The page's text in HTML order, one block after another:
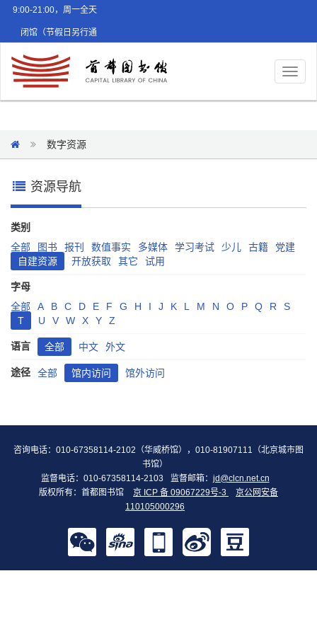
9:00-21:00，周一全天
闭馆（节假日另行通
数字资源
资源导航
类别
全部
图书 报刊 数值事实 多媒体 学习考试 少儿 古籍
党建
自建资源
开放获取 其它 试用
字母
全部
A B C D E F G H I J K L M N O P Q R
S
T
U V W X Y Z
语言 全部 中文 外文
途径 全部 馆内访问 馆外访问
咨询电话：010-67358114-2102（华威桥馆），010-81907111（北京城市图
书馆）
监督电话：010-67358114-2103
监督邮箱： jd@clcn.net.cn
版权所有：首都图书馆
京 ICP 备 09067229号-3
京公网安备
110105000296